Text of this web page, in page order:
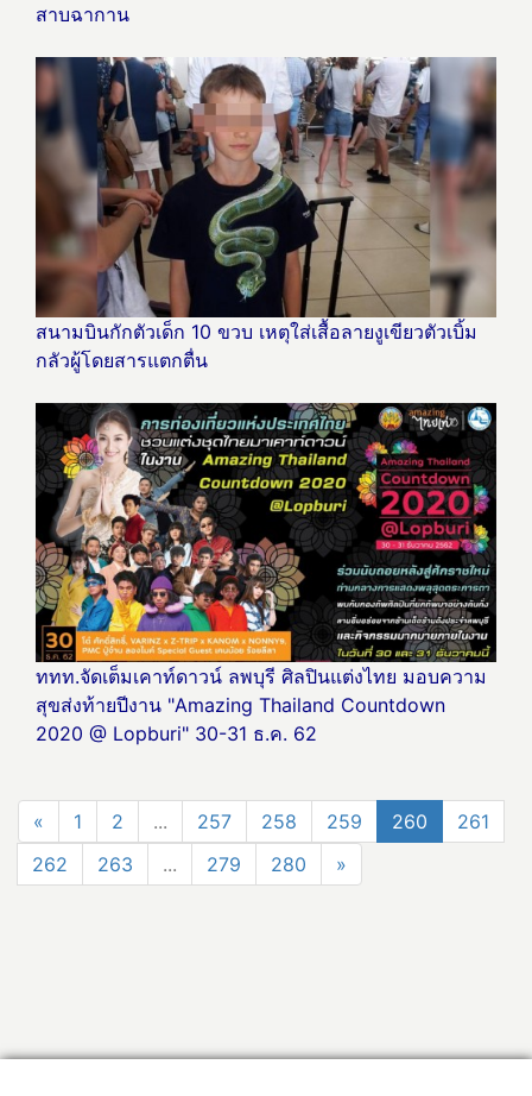
สาบฉากาน
สนามบินกักตัวเด็ก 10 ขวบ เหตุใส่เสื้อลายงูเขียวตัวเบิ้ม
กลัวผู้โดยสารแตกตื่น
ททท.จัดเต็มเคาท์ดาวน์ ลพบุรี ศิลปินแต่งไทย มอบความ
สุขส่งท้ายปีงาน "Amazing Thailand Countdown
2020 @ Lopburi" 30-31 ธ.ค. 62
« 1 2 ... 257 258 259 260
261
262
263 ... 279 280 »